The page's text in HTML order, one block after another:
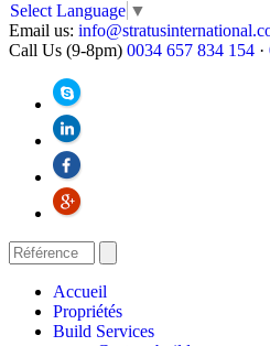
Select Language ▼
Email us:
Call Us (9-8pm) 0034 657 834 154 ·
Accueil
Propriétés
Build Services